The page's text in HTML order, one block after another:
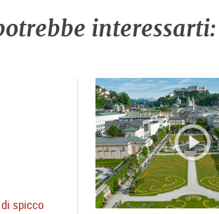
interessarti:
spicco